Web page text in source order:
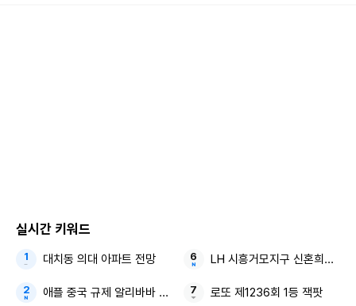
추성훈은 최근 유튜브 채널 '추성훈'을 운영하며 아내 야노 시
다. 추성훈은 "방송 온다고 하니까, 깨끗하게 하는 건 이해는
실시간 키워드
대치동 의대 아파트 전망
애플 중국 규제 알리바바 큐원
LH 시흥거모지구 신혼희망타운
로또 제1236회 1등 잭팟